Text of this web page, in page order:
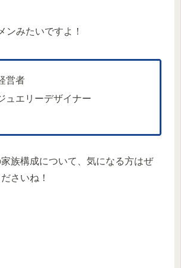
ンみたいですよ！
営者
ュエリーデザイナー
族構成について、気になる方はぜ
さいね！